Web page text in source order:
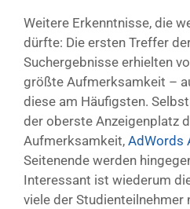
Weitere Erkenntnisse, die
dürfte: Die ersten Treffer
Suchergebnisse erhielten
größte Aufmerksamkeit –
diese am Häufigsten.
der oberste Anzeigenplatz
Aufmerksamkeit, AdWords
Seitenende werden
Interessant ist wiederum
viele der Studienteilnehmer